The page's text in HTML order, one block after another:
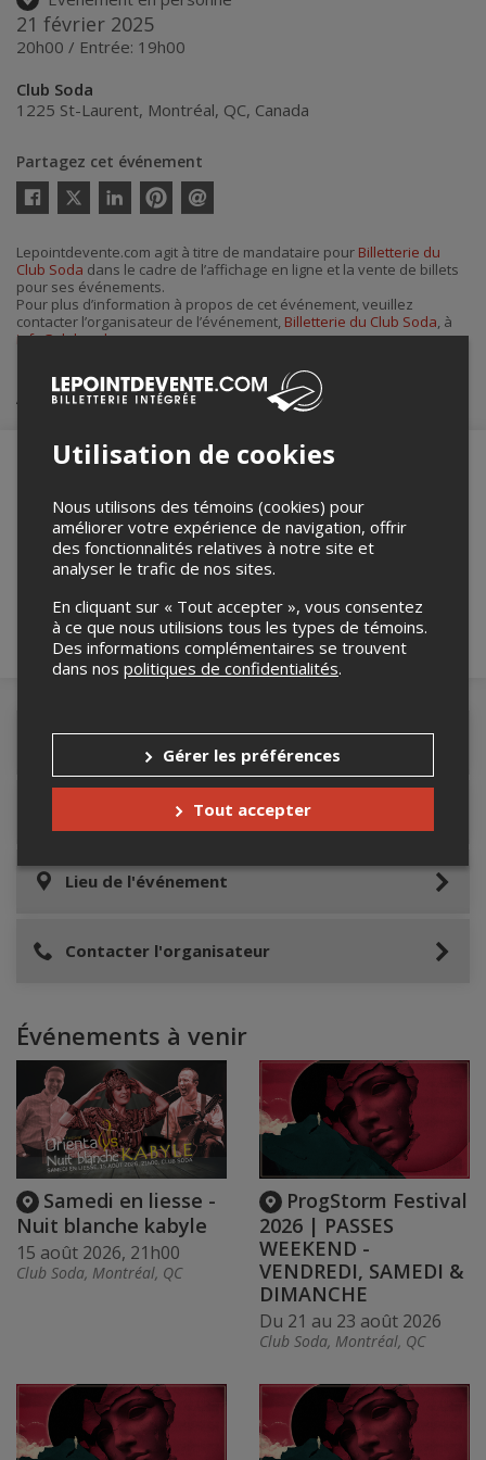
21 février 2025
20h00 / Entrée: 19h00
Club Soda
1225 St-Laurent, Montréal, QC, Canada
Partagez cet événement
Twitter
courriel
Lepointdevente.com agit à titre de mandataire pour Billetterie du
Club Soda dans le cadre de l’affichage en ligne et la vente de billets
pour ses événements.
Pour plus d’information à propos de cet événement, veuillez
contacter l’organisateur de l’événement, Billetterie du Club Soda, à
info@clubsoda.ca.
Achat de billets
Merci de confirmer que vous n'êtes pas un
robot ci-bas.
Informations relatives au stationnement
Lieu de l'événement
Contacter l'organisateur
Événements à venir
Samedi en liesse -
Nuit blanche kabyle
15 août 2026, 21h00
Club Soda, Montréal, QC
ProgStorm Festival
2026 | PASSES
WEEKEND -
VENDREDI, SAMEDI &
DIMANCHE
Du 21 au 23 août 2026
Club Soda, Montréal, QC
Utilisation de cookies
Nous utilisons des témoins (cookies) pour
améliorer votre expérience de navigation, offrir
des fonctionnalités relatives à notre site et
analyser le trafic de nos sites.
En cliquant sur « Tout accepter », vous consentez
à ce que nous utilisions tous les types de témoins.
Des informations complémentaires se trouvent
dans nos politiques de confidentialités.
Gérer les préférences
Tout accepter